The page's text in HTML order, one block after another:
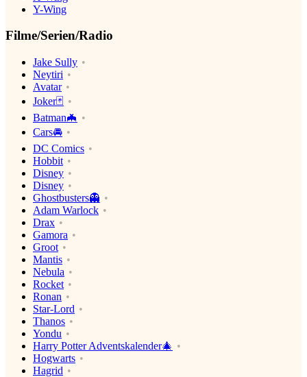
Y-Wing
Filme/Serien/Radio
Jake Sully
Neytiri
Avatar
Joker🃏
Batman🦇
Cars🚘
DC Comics
Hobbit
Disney
Disney
Ghostbusters👻
Adam Warlock
Drax
Gamora
Groot
Mantis
Nebula
Rocket
Ronan
Star-Lord
Thanos
Yondu
Harry Potter Adventskalender🎄
Hogwarts
Hagrid